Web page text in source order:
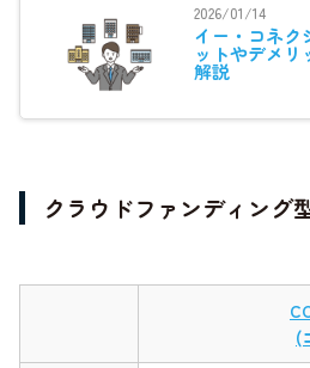
2026/01/14
イー・コネク
ットやデメリ
解説
クラウドファンディング
(